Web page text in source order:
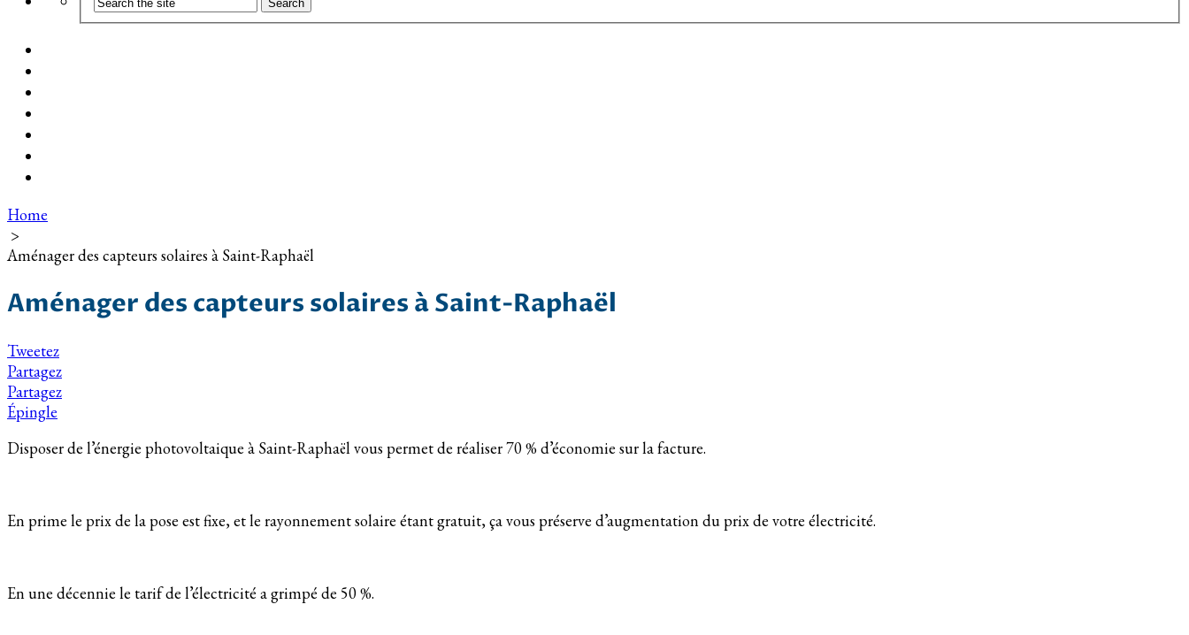
Home
>
Aménager des capteurs solaires à Saint-Raphaël
Aménager des capteurs solaires à Saint-Raphaël
Tweetez
Partagez
Partagez
Épingle
Disposer de l’énergie photovoltaique à Saint-Raphaël vous permet de réaliser 70 % d’économie sur la facture.
En prime le prix de la pose est fixe, et le rayonnement solaire étant gratuit, ça vous préserve d’augmentation du prix de votre électricité.
En une décennie le tarif de l’électricité a grimpé de 50 %.